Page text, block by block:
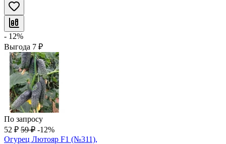
- 12%
Выгода 7 ₽
По запросу
52 ₽ 59 ₽ -12%
Огурец Лютояр F1 (№311),